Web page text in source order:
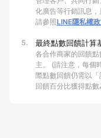
化廣告等行銷訊息
請參照LINE隱私權
5. 最終點數回饋計算
各合作商家的回饋
主。 (請注意，每個
際點數回饋仍需以
回饋百分比獲得點數